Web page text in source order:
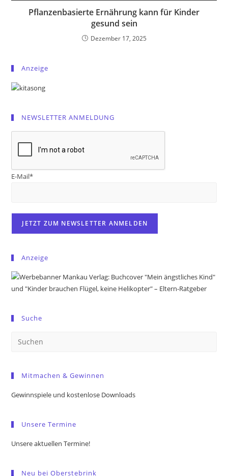
Pflanzenbasierte Ernährung kann für Kinder
gesund sein
Dezember 17, 2025
Anzeige
NEWSLETTER ANMELDUNG
E-Mail*
Anzeige
Suche
Mitmachen & Gewinnen
Gewinnspiele und kostenlose Downloads
Unsere Termine
Unsere aktuellen Termine!
Neu bei Oberstebrink